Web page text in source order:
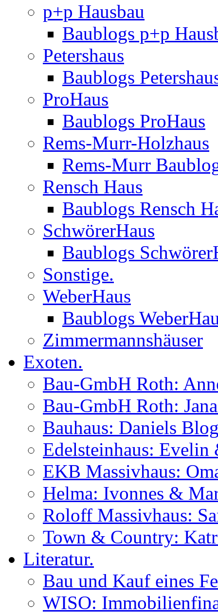
p+p Hausbau
Baublogs p+p
Petershaus
Baublogs
ProHaus
Baublogs ProHaus
Rems-Murr-Holzhaus
Rems-Murr
Rensch Haus
Baublogs Rensch
SchwörerHaus
Baublogs
Sonstige.
WeberHaus
Baublogs
Zimmermannshäuser
Exoten.
Bau-GmbH Roth:
Bau-GmbH Roth:
Bauhaus: Daniels
Edelsteinhaus:
EKB Massivhaus:
Helma: Ivonnes &
Roloff Massivhaus:
Town & Country:
Literatur.
Bau und Kauf eines
WISO: